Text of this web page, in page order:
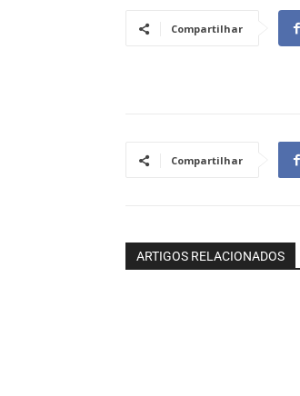
Compartilhar
Compartilhar
ARTIGOS RELACIONADOS